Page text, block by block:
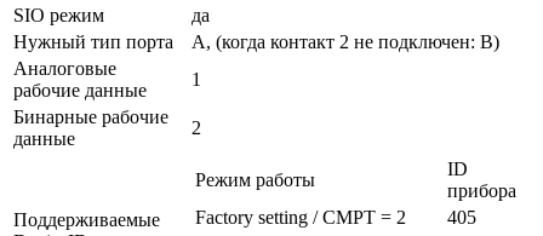
SIO режим
да
Нужный тип порта
A, (когда контакт 2 не подключен: B)
Аналоговые
рабочие данные
1
Бинарные рабочие
данные
2
Поддерживаемые
Режим работы
ID
прибора
Factory setting / CMPT = 2
405